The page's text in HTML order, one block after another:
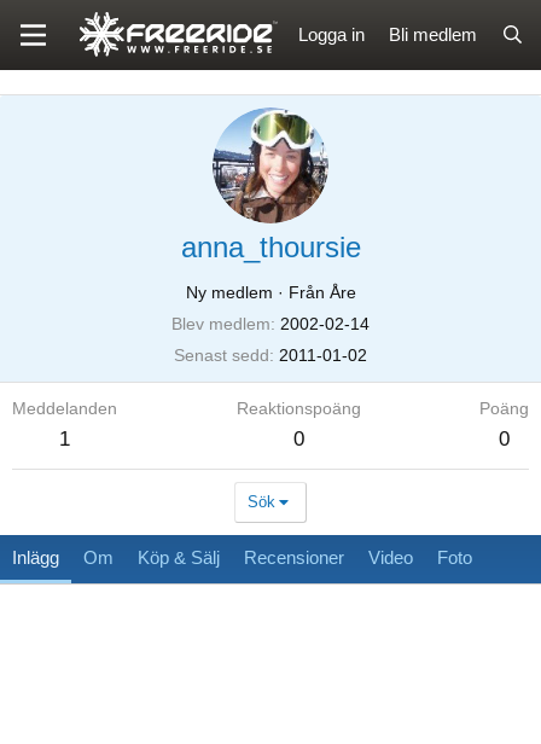
Logga in Bli medlem
anna_thoursie
Ny medlem · Från Åre
Blev medlem
2002-02-14
Senast sedd
2011-01-02
Meddelanden
1
Reaktionspoäng
0
Poäng
0
Sök
Inlägg Om Köp & Sälj Recensioner Video Foto